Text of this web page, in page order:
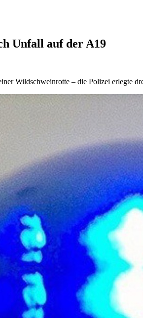
Unfall auf der A19
Wildschweinrotte – die Polizei erlegte